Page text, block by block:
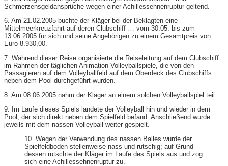
Schmerzensgeldansprüche wegen einer Achillessehnenruptur geltend.
6. Am 21.02.2005 buchte der Kläger bei der Beklagten eine
Mittelmeerkreuzfahrt auf deren Clubschiff … vom 30.05. bis zum
13.06.2005 für sich und seine Angehörigen zu einem Gesamtpreis von
Euro 8.930,00.
7. Während dieser Reise organisierte die Reiseleitung auf dem Clubschiff
im Rahmen der täglichen Animation Volleyballspiele, die von den
Passagieren auf dem Volleyballfeld auf dem Oberdeck des Clubschiffs
neben dem Pool durchgeführt wurden.
8. Am 08.06.2005 nahm der Kläger an einem solchen Volleyballspiel teil.
9. Im Laufe dieses Spiels landete der Volleyball hin und wieder in dem
Pool, der sich direkt neben dem Spielfeld befand. Anschließend wurde
jeweils mit dem nassen Volleyball weiter gespielt.
10. Wegen der Verwendung des nassen Balles wurde der
Spielfeldboden stellenweise nass und rutschig; auf Grund
dessen rutschte der Kläger im Laufe des Spiels aus und zog
sich eine Achillessehnenruptur zu.